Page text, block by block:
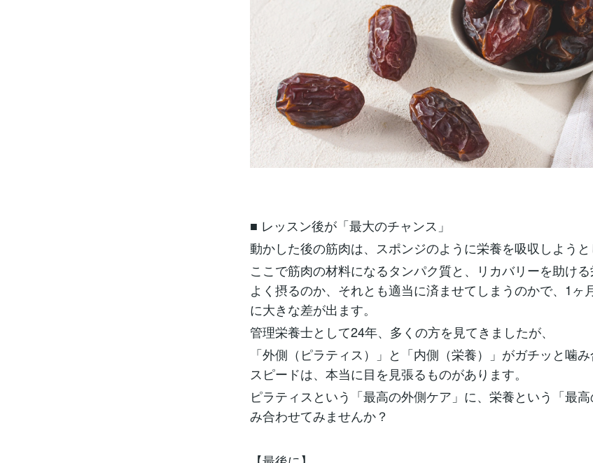
■ レッスン後が「最大のチャンス」
動かした後の筋肉は、スポンジのように栄養を吸収しようと
ここで筋肉の材料になるタンパク質と、リカバリーを助け
よく摂るのか、それとも適当に済ませてしまうのかで、1ヶ
に大きな差が出ます。
管理栄養士として24年、多くの方を見てきましたが、
「外側（ピラティス）」と「内側（栄養）」がガチッと噛
スピードは、本当に目を見張るものがあります。
ピラティスという「最高の外側ケア」に、栄養という「最
み合わせてみませんか？